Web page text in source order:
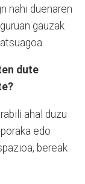
nahi duenaren
gauzak
dute
ahal duzu
edo
bereak